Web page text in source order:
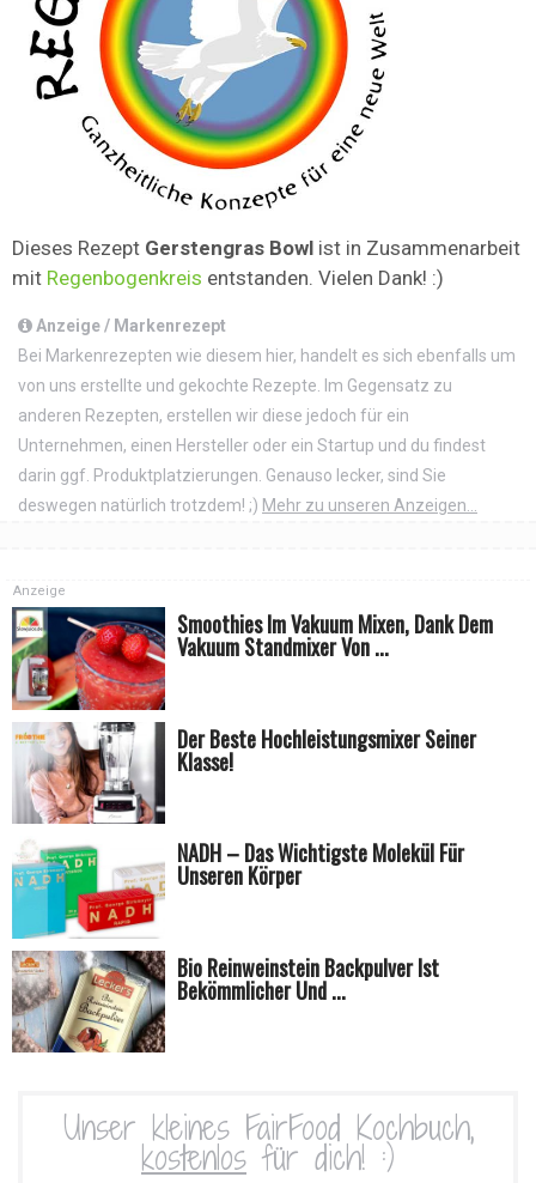
Dieses Rezept Gerstengras Bowl ist in Zusammenarbeit
mit Regenbogenkreis entstanden. Vielen Dank! :)
Anzeige / Markenrezept
Bei Markenrezepten wie diesem hier, handelt es sich ebenfalls um
von uns erstellte und gekochte Rezepte. Im Gegensatz zu
anderen Rezepten, erstellen wir diese jedoch für ein
Unternehmen, einen Hersteller oder ein Startup und du findest
darin ggf. Produktplatzierungen. Genauso lecker, sind Sie
deswegen natürlich trotzdem! ;) Mehr zu unseren Anzeigen...
Smoothies Im Vakuum Mixen, Dank Dem
Vakuum Standmixer Von ...
Der Beste Hochleistungsmixer Seiner
Klasse!
Anzeige
NADH – Das Wichtigste Molekül Für
Unseren Körper
Bio Reinweinstein Backpulver Ist
Bekömmlicher Und ...
Unser kleines FairFood Kochbuch,
kostenlos für dich! :)